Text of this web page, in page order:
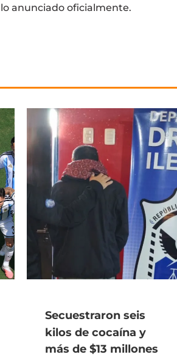
anunciado oficialmente.
Secuestraron seis
kilos de cocaína y
más de $13 millones